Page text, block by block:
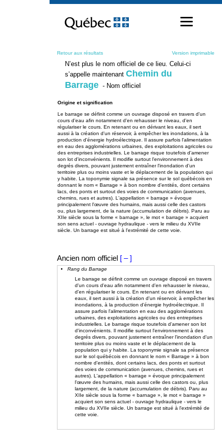
contenu
Retour aux résultats Version imprimable
N’est plus le nom officiel de ce lieu. Celui-ci
s’appelle maintenant Chemin du
Barrage - Nom officiel
Origine et signification
Le barrage se définit comme un ouvrage disposé en travers d'un
cours d'eau afin notamment d'en rehausser le niveau, d'en
régulariser le cours. En retenant ou en dérivant les eaux, il sert
aussi à la création d'un réservoir, à empêcher les inondations, à la
production d'énergie hydroélectrique. Il assure parfois l'alimentation
en eau des agglomérations urbaines, des exploitations agricoles ou
des entreprises industrielles. Le barrage risque toutefois d'amener
son lot d'inconvénients. Il modifie surtout l'environnement à des
degrés divers, pouvant justement entraîner l'inondation d'un
territoire plus ou moins vaste et le déplacement de la population qui
y habite. La toponymie signale sa présence sur le sol québécois en
donnant le nom « Barrage » à bon nombre d'entités, dont certains
lacs, des ponts et surtout des voies de communication (avenues,
chemins, rues et autres). L'appellation « barrage » évoque
principalement l'œuvre des humains, mais aussi celle des castors
ou, plus largement, de la nature (accumulation de débris). Paru au
XIIe siècle sous la forme « barnage », le mot « barrage » acquiert
son sens actuel - ouvrage hydraulique - vers le milieu du XVIIe
siècle. Un barrage est situé à l'extrémité de cette voie.
Ancien nom officiel [ – ]
Rang du Barrage
Le barrage se définit comme un ouvrage disposé en travers
d'un cours d'eau afin notamment d'en rehausser le niveau,
d'en régulariser le cours. En retenant ou en dérivant les
eaux, il sert aussi à la création d'un réservoir, à empêcher les
inondations, à la production d'énergie hydroélectrique. Il
assure parfois l'alimentation en eau des agglomérations
urbaines, des exploitations agricoles ou des entreprises
industrielles. Le barrage risque toutefois d'amener son lot
d'inconvénients. Il modifie surtout l'environnement à des
degrés divers, pouvant justement entraîner l'inondation d'un
territoire plus ou moins vaste et le déplacement de la
population qui y habite. La toponymie signale sa présence
sur le sol québécois en donnant le nom « Barrage » à bon
nombre d'entités, dont certains lacs, des ponts et surtout
des voies de communication (avenues, chemins, rues et
autres). L'appellation « barrage » évoque principalement
l'œuvre des humains, mais aussi celle des castors ou, plus
largement, de la nature (accumulation de débris). Paru au
XIIe siècle sous la forme « barnage », le mot « barrage »
acquiert son sens actuel - ouvrage hydraulique - vers le
milieu du XVIIe siècle. Un barrage est situé à l'extrémité de
cette voie.